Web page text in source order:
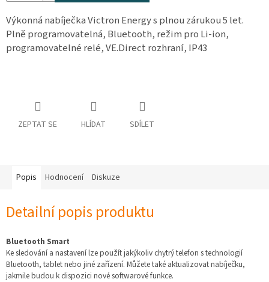
Podmínky
ochrany
osobních
údajů
reklamace
Výkonná nabíječka Victron Energy s plnou zárukou 5 let.
Plně programovatelná, Bluetooth, režim pro Li-ion,
programovatelné relé, VE.Direct rozhraní, IP43
ZEPTAT SE HLÍDAT SDÍLET
Popis Hodnocení Diskuze
Detailní popis produktu
Bluetooth Smart
Ke sledování a nastavení lze použít jakýkoliv chytrý telefon s technologií
Bluetooth, tablet nebo jiné zařízení. Můžete také aktualizovat nabíječku,
jakmile budou k dispozici nové softwarové funkce.